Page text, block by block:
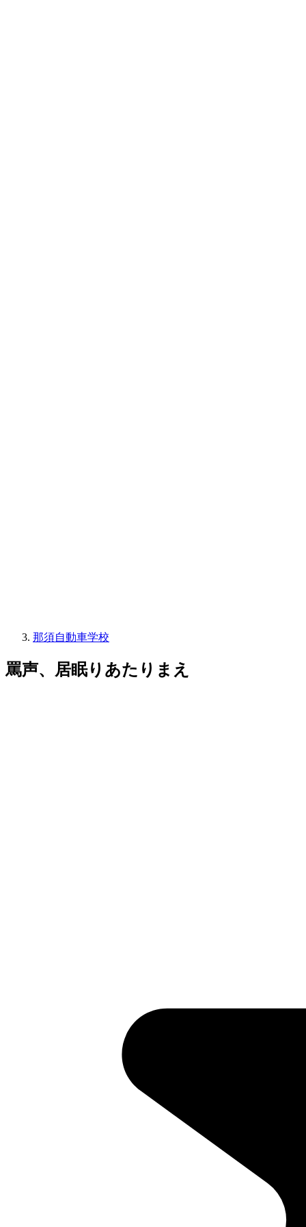
那須自動車学校
罵声、居眠りあたりまえ